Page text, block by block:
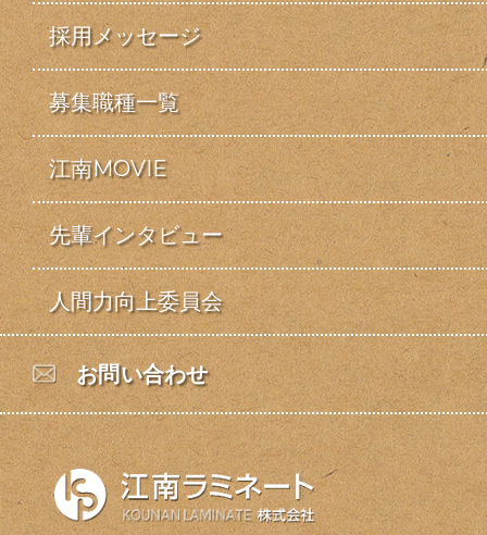
採用メッセージ
募集職種一覧
江南MOVIE
先輩インタビュー
人間力向上委員会
お問い合わせ